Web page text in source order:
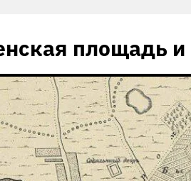
площадь и